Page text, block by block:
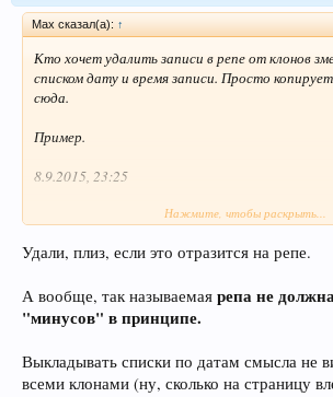
Max сказал(а): ↑
Кто хочет удалить записи в репе от клонов
списком дату и время записи. Просто
сюда.
Пример.
8.9.2015, 23:25
Как накидаете, удалю скриптом или могу
Нажмите, чтобы раскрыть...
Удали, плиз, если это отразится на репе.
А вообще, так называемая репа не
"минусов" в принципе.
Выкладывать списки по датам смысла не
всеми клонами (ну, сколько на страницу